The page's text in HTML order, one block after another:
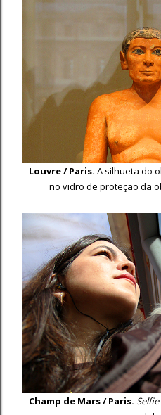
Louvre / Paris. A silhueta do
no vidro de proteção da
Champ de Mars / Paris. Selfie